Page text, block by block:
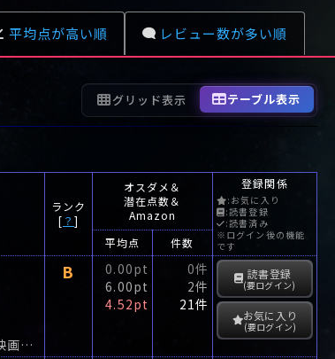
平均点が高い順 レビュー数が多い順
グリッド表示 テーブル表示
ランク
[ ？]
オスダメ＆
潜在点数＆
Amazon
登録関係
:お気に入り
:読書登録
:読書済み
※ログイン後の機能
です
平均点 件数
ニュージャーナリズムの旗手が、バーボングラスを傾けながら贈るスポーツ、贅沢、賭け事、映画などについての珠玉のエッセイ15編。
B
0.00pt
6.00pt
4.52pt
0件
2件
21件
読書登録
(要ログイン)
お気に入り
(要ログイン)